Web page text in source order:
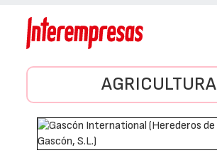
AGRICULTURA